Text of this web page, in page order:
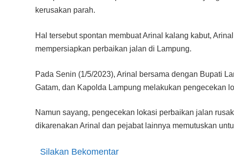
kerusakan parah.
Hal tersebut spontan membuat Arinal kalang kabut,
mempersiapkan perbaikan jalan di Lampung.
Pada Senin (1/5/2023), Arinal bersama dengan Bupati
Gatam, dan Kapolda Lampung melakukan pengecekan
Namun sayang, pengecekan lokasi perbaikan jalan
dikarenakan Arinal dan pejabat lainnya memutuskan
Silakan Bekomentar